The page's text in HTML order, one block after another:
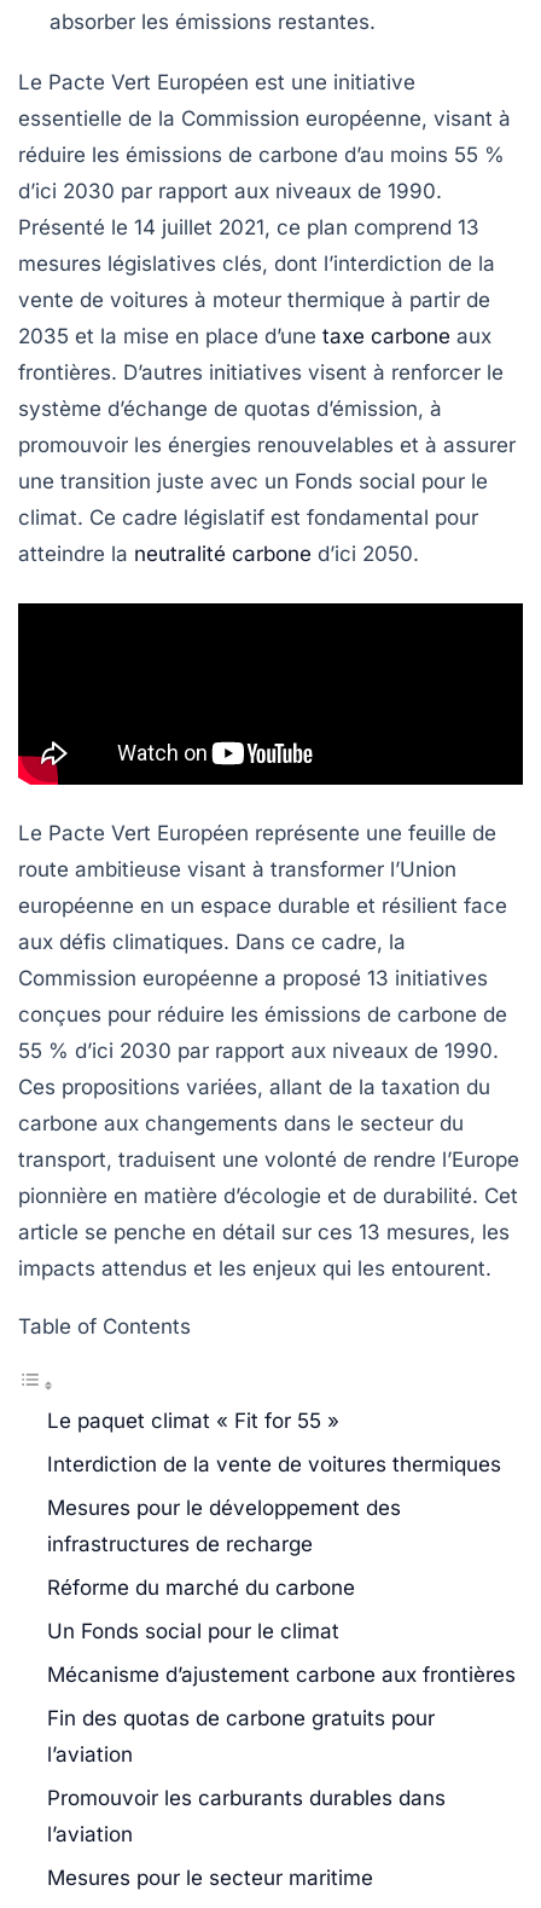
absorber les émissions restantes.
Le Pacte Vert Européen est une initiative
essentielle de la Commission européenne, visant à
réduire les émissions de carbone d’au moins 55 %
d’ici 2030 par rapport aux niveaux de 1990.
Présenté le 14 juillet 2021, ce plan comprend 13
mesures législatives clés, dont l’interdiction de la
vente de voitures à moteur thermique à partir de
2035 et la mise en place d’une taxe carbone aux
frontières. D’autres initiatives visent à renforcer le
système d’échange de quotas d’émission, à
promouvoir les énergies renouvelables et à assurer
une transition juste avec un Fonds social pour le
climat. Ce cadre législatif est fondamental pour
atteindre la neutralité carbone d’ici 2050.
Le Pacte Vert Européen représente une feuille de
route ambitieuse visant à transformer l’Union
européenne en un espace durable et résilient face
aux défis climatiques. Dans ce cadre, la
Commission européenne a proposé 13 initiatives
conçues pour réduire les émissions de carbone de
55 % d’ici 2030 par rapport aux niveaux de 1990.
Ces propositions variées, allant de la taxation du
carbone aux changements dans le secteur du
transport, traduisent une volonté de rendre l’Europe
pionnière en matière d’écologie et de durabilité. Cet
article se penche en détail sur ces 13 mesures, les
impacts attendus et les enjeux qui les entourent.
Table of Contents
Le paquet climat « Fit for 55 »
Interdiction de la vente de voitures thermiques
Mesures pour le développement des
infrastructures de recharge
Réforme du marché du carbone
Un Fonds social pour le climat
Mécanisme d’ajustement carbone aux frontières
Fin des quotas de carbone gratuits pour
l’aviation
Promouvoir les carburants durables dans
l’aviation
Mesures pour le secteur maritime